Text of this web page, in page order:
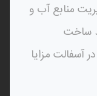
منابع آب و
ساخت
آسفالت مزایا